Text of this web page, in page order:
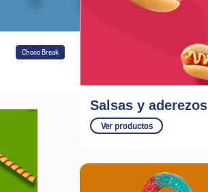
Choco Break
Salsas y aderezos
Ver productos